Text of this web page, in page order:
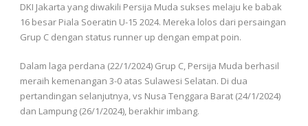
DKI Jakarta yang diwakili Persija Muda sukses melaju ke babak
16 besar Piala Soeratin U-15 2024. Mereka lolos dari persaingan
Grup C dengan status runner up dengan empat poin.
Dalam laga perdana (22/1/2024) Grup C, Persija Muda berhasil
meraih kemenangan 3-0 atas Sulawesi Selatan. Di dua
pertandingan selanjutnya, vs Nusa Tenggara Barat (24/1/2024)
dan Lampung (26/1/2024), berakhir imbang.